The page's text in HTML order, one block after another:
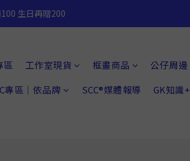
生日再贈200
區 工作室現貨 框畫商品
公仔周邊
專區｜依品牌 SCC®媒體報導
GK知識+